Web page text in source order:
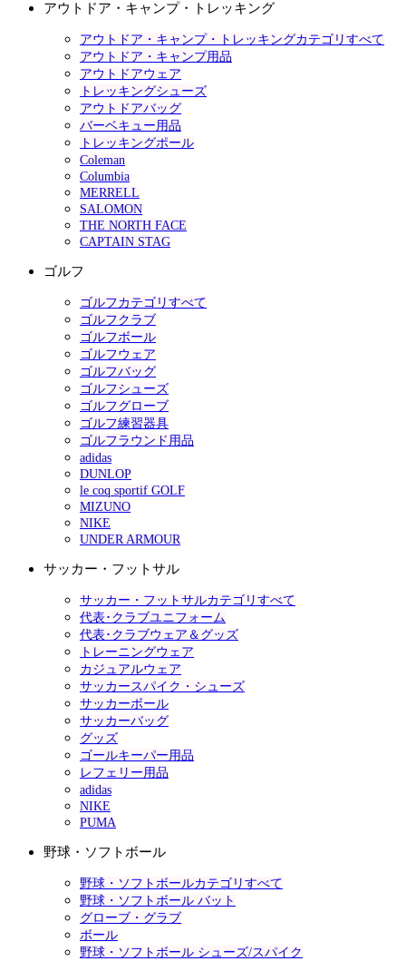
アウトドア・キャンプ・トレッキング
アウトドア・キャンプ・トレッキングカテゴリすべて
アウトドア・キャンプ用品
アウトドアウェア
トレッキングシューズ
アウトドアバッグ
バーベキュー用品
トレッキングポール
Coleman
Columbia
MERRELL
SALOMON
THE NORTH FACE
CAPTAIN STAG
ゴルフ
ゴルフカテゴリすべて
ゴルフクラブ
ゴルフボール
ゴルフウェア
ゴルフバッグ
ゴルフシューズ
ゴルフグローブ
ゴルフ練習器具
ゴルフラウンド用品
adidas
DUNLOP
le coq sportif GOLF
MIZUNO
NIKE
UNDER ARMOUR
サッカー・フットサル
サッカー・フットサルカテゴリすべて
代表･クラブユニフォーム
代表･クラブウェア＆グッズ
トレーニングウェア
カジュアルウェア
サッカースパイク・シューズ
サッカーボール
サッカーバッグ
グッズ
ゴールキーパー用品
レフェリー用品
adidas
NIKE
PUMA
野球・ソフトボール
野球・ソフトボールカテゴリすべて
野球・ソフトボール バット
グローブ・グラブ
ボール
野球・ソフトボール シューズ/スパイク